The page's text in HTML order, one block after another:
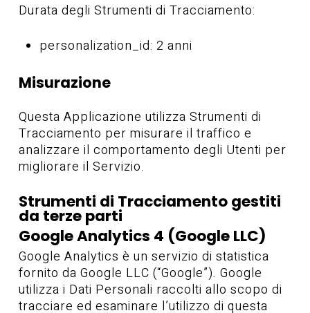
Durata degli Strumenti di Tracciamento:
personalization_id: 2 anni
Misurazione
Questa Applicazione utilizza Strumenti di
Tracciamento per misurare il traffico e
analizzare il comportamento degli Utenti per
migliorare il Servizio.
Strumenti di Tracciamento gestiti
da terze parti
Google Analytics 4 (Google LLC)
Google Analytics è un servizio di statistica
fornito da Google LLC (“Google”). Google
utilizza i Dati Personali raccolti allo scopo di
tracciare ed esaminare l’utilizzo di questa